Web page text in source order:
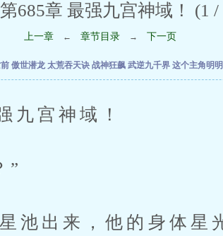
第685章 最强九宫神域！ (1 /
上一章 ← 章节目录 → 下一页
傲世潜龙太荒吞天诀 战神狂飙 武逆九千界 这个主角明
宫神域！
来，他的身体星光